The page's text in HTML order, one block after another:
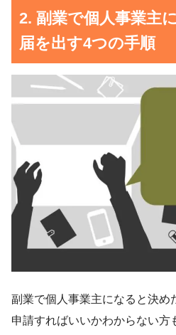
2. 副業で個人事業主
届を出す4つの手順
副業で個人事業主になると決め
申請すればいいかわからない方